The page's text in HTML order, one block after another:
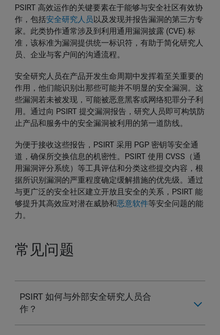
PSIRT 高效运作的关键要素在于能够与安全社区有效协
作，包括安全研究人员以及发现并报告漏洞的第三方专
家。此类协作通常涉及到利用通用漏洞披露 (CVE) 标
准，该标准为漏洞提供统一标识符，有助于简化研究人
员、企业与客户间的沟通流程。
安全研究人员在产品开发生命周期中发挥着至关重要的
作用，他们能识别出那些可能并不明显的安全漏洞。这
些漏洞若未被发现，可能被恶意黑客或网络犯罪分子利
用。通过向 PSIRT 提交漏洞报告，研究人员即可构筑防
止产品和服务中的安全漏洞被利用的第一道防线。
为便于接收这些报告，PSIRT 采用 PGP 密钥等安全通
道，确保所交换信息的机密性。PSIRT 使用 CVSS（通
用漏洞评分系统）等工具评估和分类这些提交内容，根
据所识别漏洞的严重程度确定缓解措施的优先级。通过
与更广泛的安全社区建立开放且安全的关系，PSIRT 能
够提升其高效应对潜在威胁和恶意软件等安全问题的能
力。
常见问题
PSIRT 如何与外部安全研究人员合
作？